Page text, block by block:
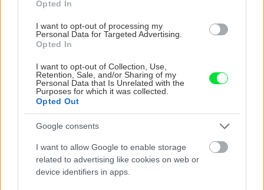
Opted In
I want to opt-out of processing my
Personal Data for Targeted Advertising.
Opted In
I want to opt-out of Collection, Use,
Retention, Sale, and/or Sharing of my
Personal Data that Is Unrelated with the
Purposes for which it was collected.
Opted Out
Google consents
I want to allow Google to enable storage
related to advertising like cookies on web or
device identifiers in apps.
výstužnou mriežkou 6 × 8 mm. Dlhá životnosť
a odolnosť proti poveternostným vplyvom.
Skleníková fólia Gitterfolie má vysokú pevnosť
a odolnosť proti UV žiareniu. Aby sa ľahko
montovala, je vyrobená so zosilnenými okrajmi,
ktoré zabránia roztrhnutiu. Odolná proti
krupobitiu. Transparentná.
Plošná hmotnosť fólie: 260 g/m2